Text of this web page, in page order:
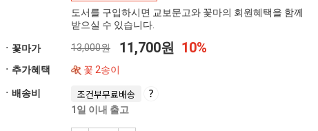
도서를 구입하시면 교보문고와 꽃마의 회원혜택을 함께
받으실 수 있습니다.
ㆍ꽃마가 13,000원 11,700원 10%
ㆍ추가혜택 꽃 2송이
ㆍ배송비 조건부무료배송
1일 이내 출고